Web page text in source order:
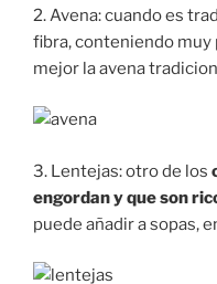
2. Avena: cuando es
fibra, conteniendo muy
mejor la avena
3. Lentejas: otro de los
engordan y que son
puede añadir a sopas,